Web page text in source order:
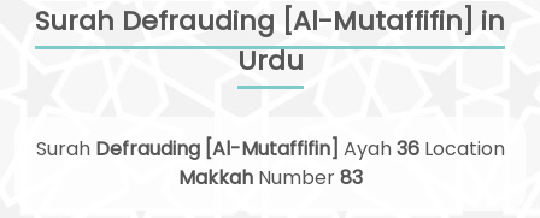
Surah Defrauding [Al-Mutaffifin] in
Urdu
Surah Defrauding [Al-Mutaffifin] Ayah36Location
MakkahNumber83